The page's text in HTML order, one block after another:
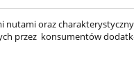
nutami oraz
przez konsumentów